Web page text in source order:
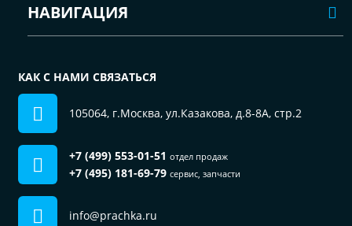
НАВИГАЦИЯ
КАК С НАМИ СВЯЗАТЬСЯ
105064, г.Москва, ул.Казакова, д.8-8А, стр.2
+7 (499) 553-01-51 отдел продаж
+7 (495) 181-69-79 сервис, запчасти
info@prachka.ru